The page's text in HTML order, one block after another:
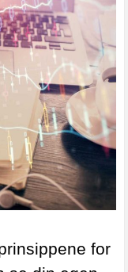
for